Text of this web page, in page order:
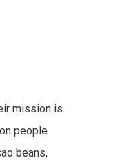
mission is
people
beans,